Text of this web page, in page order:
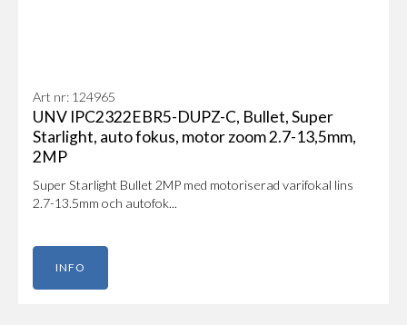
Art nr: 124965
UNV IPC2322EBR5-DUPZ-C, Bullet, Super
Starlight, auto fokus, motor zoom 2.7-13,5mm,
2MP
Super Starlight Bullet 2MP med motoriserad varifokal lins
2.7-13.5mm och autofok...
INFO